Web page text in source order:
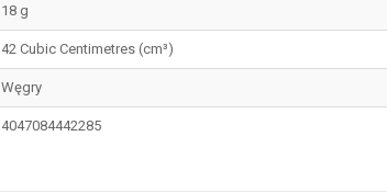
18 g
42 Cubic Centimetres (cm³)
Węgry
4047084442285